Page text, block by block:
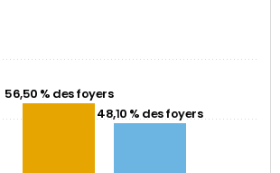
56,50 % des foyers
48,10 % des foyers